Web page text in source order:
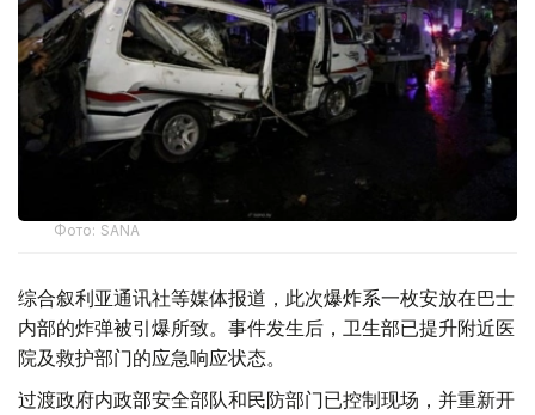
Фото: SANA
综合叙利亚通讯社等媒体报道，此次爆炸系一枚安放在巴士
内部的炸弹被引爆所致。事件发生后，卫生部已提升附近医
院及救护部门的应急响应状态。
过渡政府内政部安全部队和民防部门已控制现场，并重新开